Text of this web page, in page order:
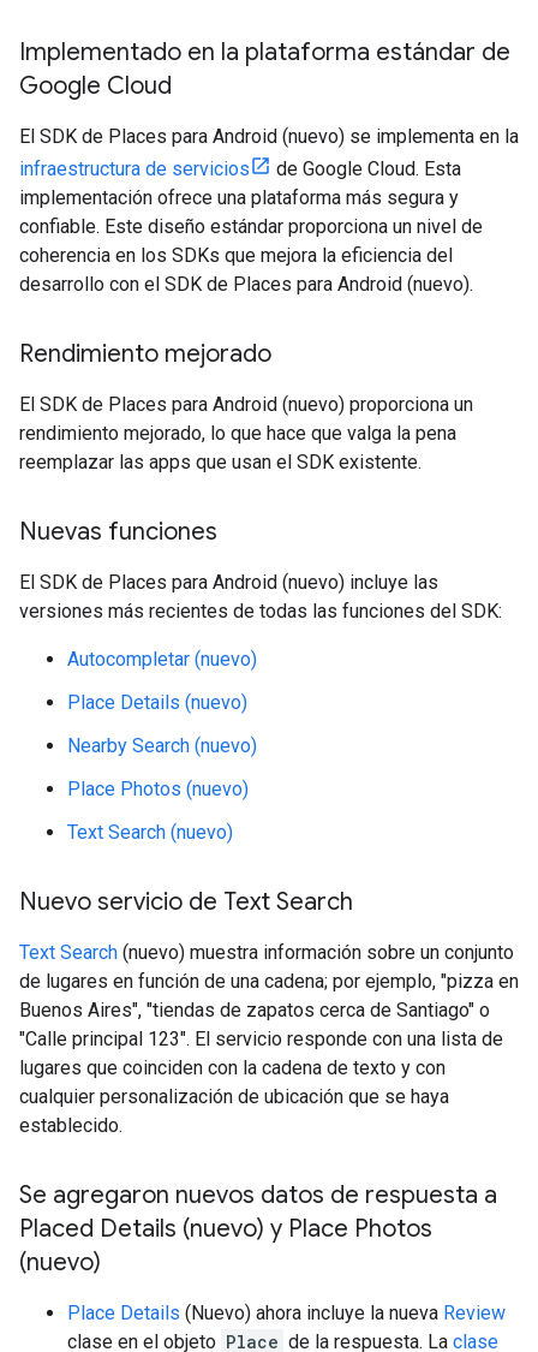
Implementado en la plataforma estándar de
Google Cloud
El SDK de Places para Android (nuevo) se implementa en la
infraestructura de servicios
de Google Cloud. Esta
implementación ofrece una plataforma más segura y
confiable. Este diseño estándar proporciona un nivel de
coherencia en los SDKs que mejora la eficiencia del
desarrollo con el SDK de Places para Android (nuevo).
Rendimiento mejorado
El SDK de Places para Android (nuevo) proporciona un
rendimiento mejorado, lo que hace que valga la pena
reemplazar las apps que usan el SDK existente.
Nuevas funciones
El SDK de Places para Android (nuevo) incluye las
versiones más recientes de todas las funciones del SDK:
Autocompletar (nuevo)
Place Details (nuevo)
Nearby Search (nuevo)
Place Photos (nuevo)
Text Search (nuevo)
Nuevo servicio de Text Search
Text Search (nuevo) muestra información sobre un conjunto
de lugares en función de una cadena; por ejemplo, "pizza en
Buenos Aires", "tiendas de zapatos cerca de Santiago" o
"Calle principal 123". El servicio responde con una lista de
lugares que coinciden con la cadena de texto y con
cualquier personalización de ubicación que se haya
establecido.
Se agregaron nuevos datos de respuesta a
Placed Details (nuevo) y Place Photos
(nuevo)
Place Details (Nuevo) ahora incluye la nueva Review
clase en el objeto Place de la respuesta. La clase